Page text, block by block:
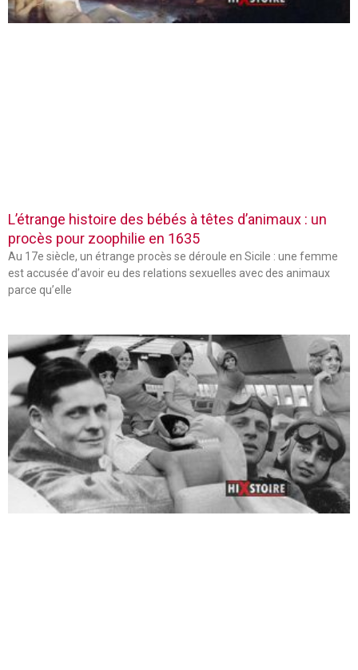
L’étrange histoire des bébés à têtes d’animaux : un
procès pour zoophilie en 1635
Au 17e siècle, un étrange procès se déroule en Sicile : une femme
est accusée d’avoir eu des relations sexuelles avec des animaux
parce qu’elle